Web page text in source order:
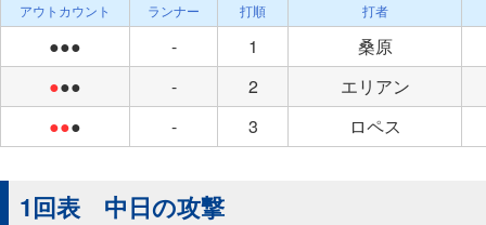
アウトカウント ランナー 打順 打者
●●● - 1
桑原
●●● - 2
エリアン
●●● - 3 ロペス
1回表 中日の攻撃